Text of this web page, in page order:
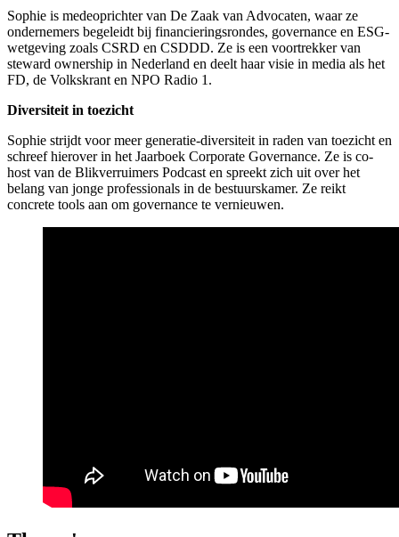
Sophie is medeoprichter van De Zaak van Advocaten, waar ze
ondernemers begeleidt bij financieringsrondes, governance en ESG-
wetgeving zoals CSRD en CSDDD. Ze is een voortrekker van
steward ownership in Nederland en deelt haar visie in media als het
FD, de Volkskrant en NPO Radio 1.
Diversiteit in toezicht
Sophie strijdt voor meer generatie-diversiteit in raden van toezicht en
schreef hierover in het Jaarboek Corporate Governance. Ze is co-
host van de Blikverruimers Podcast en spreekt zich uit over het
belang van jonge professionals in de bestuurskamer. Ze reikt
concrete tools aan om governance te vernieuwen.